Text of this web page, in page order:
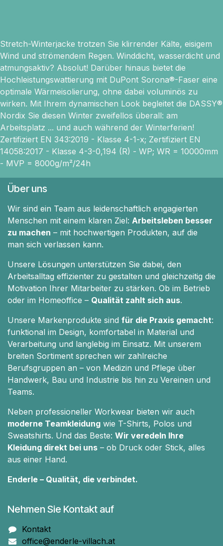
Stretch-Winterjacke trotzen Sie klirrender Kälte, eisigem
Wind und strömendem Regen. Winddicht, wasserdicht und
atmungsaktiv? Absolut! Darüber hinaus bietet die
Hochleistungswattierung mit DuPont Sorona®-Faser eine
optimale Wärmeisolierung, ohne dabei voluminös zu
wirken. Mit Ihrem dynamischen Look begleitet die DASSY®
Nordix Sie diesen Winter zweifellos überall: am
Arbeitsplatz ... und auch während der Winterferien!
Zertifiziert EN 343:2019 - Klasse 4-1-x; Zertifiziert EN
14058:2017 - Klasse 4-3-0,194 (R) - WP; WR = 10000mm
- MVP = 8000g/m²/24h
Über uns
Wir sind ein Team aus leidenschaftlich engagierten
Menschen mit einem klaren Ziel: Arbeitsleben besser
zu machen – mit hochwertigen Produkten, auf die
man sich verlassen kann.
Unsere Lösungen unterstützen Sie dabei, den
Arbeitsalltag effizienter zu gestalten und gleichzeitig die
Motivation Ihrer Mitarbeiter zu stärken. Ob im Betrieb
oder im Homeoffice – Qualität zahlt sich aus.
Unsere Markenprodukte sind für die Praxis gemacht:
funktional im Design, komfortabel in Material und
Verarbeitung und langlebig im Einsatz. Mit unserem
breiten Sortiment sprechen wir zahlreiche
Berufsgruppen an – von Medizin und Pflege über
Handwerk, Bau und Industrie bis hin zu Vereinen und
Teams.
Neben professioneller Workwear bieten wir auch
moderne Teamkleidung wie T-Shirts, Polos und
Sweatshirts. Und das Beste: Wir veredeln Ihre
Kleidung direkt bei uns – ob Druck oder Stick, alles
aus einer Hand.
Enderle – Qualität, die verbindet.
Nehmen Sie Kontakt auf
Kontakt
office@enderle-villach.at